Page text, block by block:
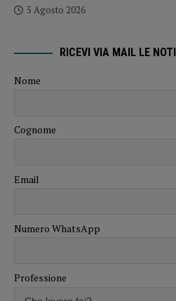
5 Agosto 2026
RICEVI VIA MAIL LE
Nome
Cognome
Email
Numero WhatsApp
Professione